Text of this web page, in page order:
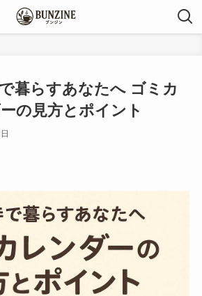
暮らすあなたへ ゴミカ
の見方とポイント